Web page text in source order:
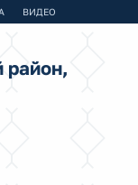
ВИДЕО
район,